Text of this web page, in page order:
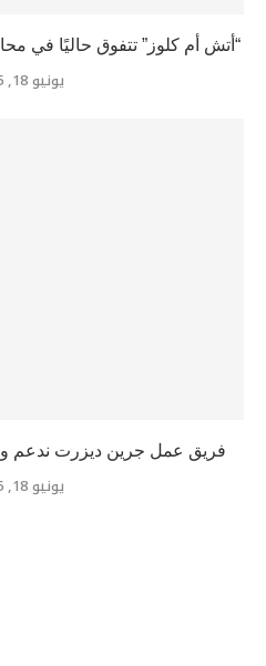
“أتش أم كلوز” تتفوق حاليًا في
يونيو 18, 2025
فريق عمل جرين ديزرت ندعم
يونيو 18, 2025